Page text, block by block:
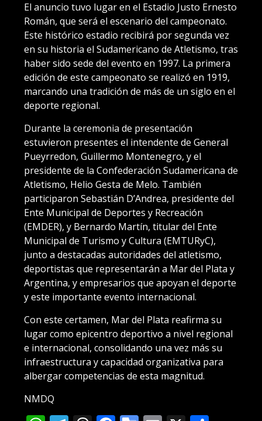
El anuncio tuvo lugar en el Estadio Justo Ernesto
Román, que será el escenario del campeonato.
Este histórico estadio recibirá por segunda vez
en su historia el Sudamericano de Atletismo, tras
haber sido sede del evento en 1997. La primera
edición de este campeonato se realizó en 1919,
marcando una tradición de más de un siglo en el
deporte regional.
Durante la ceremonia de presentación
estuvieron presentes el intendente de General
Pueyrredon, Guillermo Montenegro, y el
presidente de la Confederación Sudamericana de
Atletismo, Helio Gesta de Melo. También
participaron Sebastián D’Andrea, presidente del
Ente Municipal de Deportes y Recreación
(EMDER), y Bernardo Martín, titular del Ente
Municipal de Turismo y Cultura (EMTURyC),
junto a destacadas autoridades del atletismo,
deportistas que representarán a Mar del Plata y
Argentina, y empresarios que apoyan el deporte
y este importante evento internacional.
Con este certamen, Mar del Plata reafirma su
lugar como epicentro deportivo a nivel regional
e internacional, consolidando una vez más su
infraestructura y capacidad organizativa para
albergar competencias de esta magnitud.
NMDQ